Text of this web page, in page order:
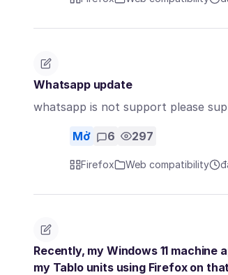
Whatsapp update
whatsapp is not support please
Mở 6 297
Firefox Web compatibility
Recently, my Windows 11
my Tablo units using Firefox on